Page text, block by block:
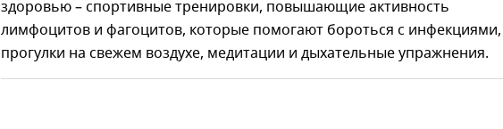
здоровью – спортивные тренировки, повышающие активность
лимфоцитов и фагоцитов, которые помогают бороться с инфекциями,
прогулки на свежем воздухе, медитации и дыхательные упражнения.